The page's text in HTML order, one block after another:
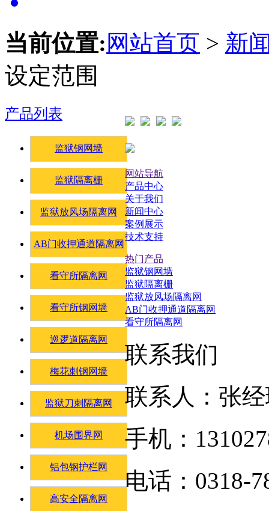
当前位置: 网站首页 > 新
设定范围
产品列表
监狱钢网墙
监狱隔离栅
监狱放风场隔离网
AB门收押通道隔离网
看守所隔离网
看守所钢网墙
巡逻道隔离网
梅花刺钢网墙
监狱刀刺隔离网
机场围界网
铝包钢护栏网
高安全隔离网
网站导航
产品中心
关于我们
新闻中心
案例展示
技术支持
热门产品
监狱钢网墙
监狱隔离栅
监狱放风场隔离网
AB门收押通道隔离网
看守所隔离网
联系我们
联系人：张
手机：
电话：0318-